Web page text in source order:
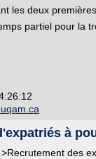
les deux
partiel pour la
à
des